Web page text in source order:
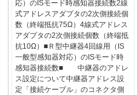
応）のISモード時感知器接続数2線
式アドレスアダプタの2次側接続個
数（終端抵抗75Ω）4線式アドレス
アダプタの2次側接続個数（終端抵
抗10Ω）■Ｒ型中継器4回線用（IS
一般型感知器対応）のISモード時
感知器接続数■ 中継器のアドレ
ス設定について中継器アドレス設
定「接続ケーブル」のコネクタ側